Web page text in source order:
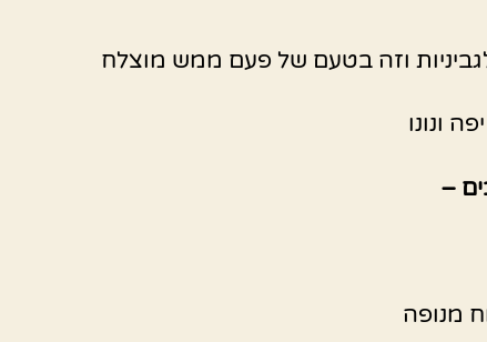
וזה בטעם של פעם ממש מוצלח
ונונו
–
מנופה